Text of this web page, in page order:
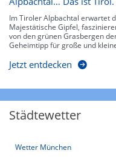
Im Tiroler Alpbachtal erwartet
Majestätische Gipfel,
von den grünen Grasbergen
Geheimtipp für große und
Jetzt entdecken
Städtewetter
Wetter München